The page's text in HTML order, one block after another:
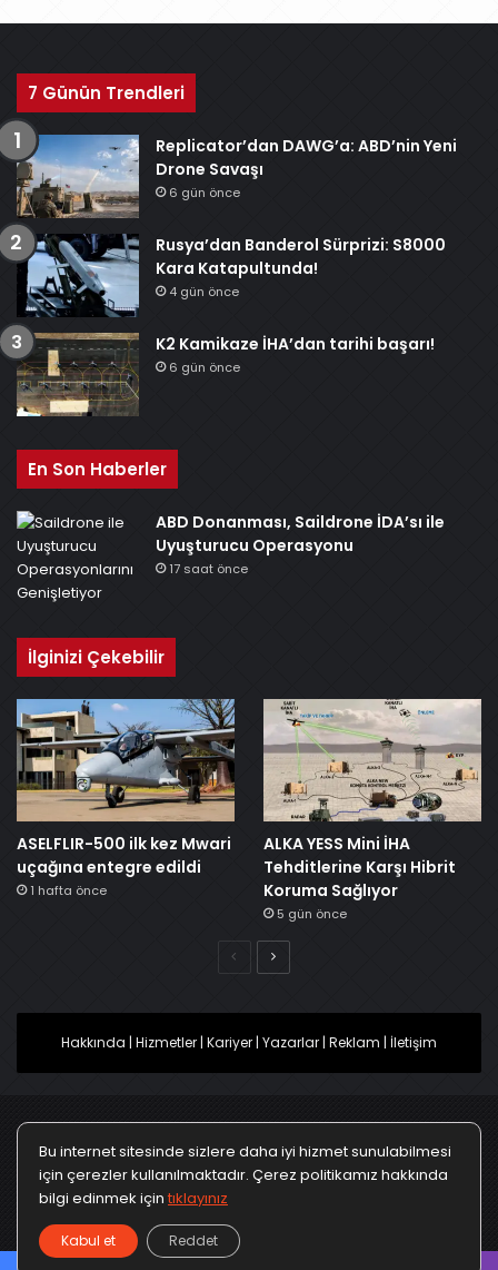
7 Günün Trendleri
Replicator’dan DAWG’a: ABD’nin Yeni
Drone Savaşı
6 gün önce
Rusya’dan Banderol Sürprizi: S8000
Kara Katapultunda!
4 gün önce
K2 Kamikaze İHA’dan tarihi başarı!
6 gün önce
En Son Haberler
ABD Donanması, Saildrone İDA’sı ile
Uyuşturucu Operasyonu
17 saat önce
İlginizi Çekebilir
ASELFLIR-500 ilk kez Mwari
uçağına entegre edildi
1 hafta önce
ALKA YESS Mini İHA
Tehditlerine Karşı Hibrit
Koruma Sağlıyor
5 gün önce
ÖncekiSonraki
Hakkında | Hizmetler | Kariyer | Yazarlar | Reklam | İletişim
Ana Sayfa Gizlilik Politikası
Çerez Politikası
Kullanım Koşulları
KVKK Politikası
Bu internet sitesinde sizlere daha iyi hizmet sunulabilmesi
için çerezler kullanılmaktadır. Çerez politikamız hakkında
bilgi edinmek için tıklayınız
Kabul et Reddet